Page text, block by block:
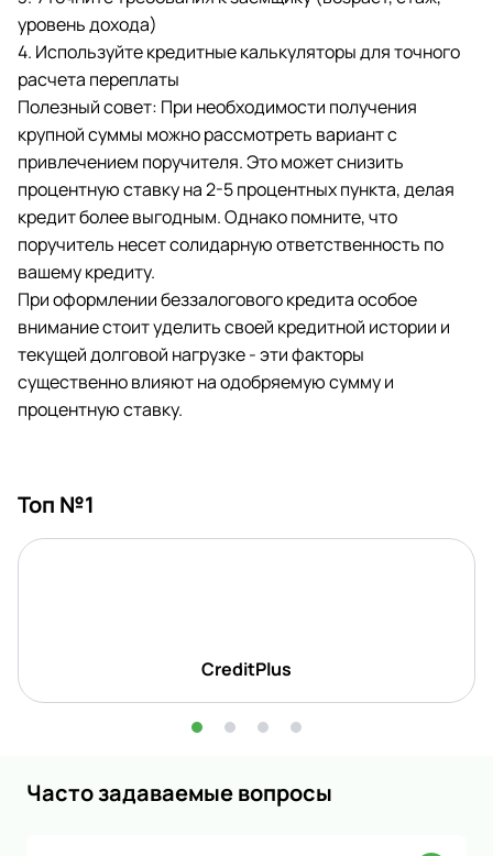
уровень дохода)
4. Используйте кредитные калькуляторы для точного
расчета переплаты
Полезный совет: При необходимости получения
крупной суммы можно рассмотреть вариант с
привлечением поручителя. Это может снизить
процентную ставку на 2-5 процентных пункта, делая
кредит более выгодным. Однако помните, что
поручитель несет солидарную ответственность по
вашему кредиту.
При оформлении беззалогового кредита особое
внимание стоит уделить своей кредитной истории и
текущей долговой нагрузке - эти факторы
существенно влияют на одобряемую сумму и
процентную ставку.
Топ №1
CreditPlus
Часто задаваемые вопросы